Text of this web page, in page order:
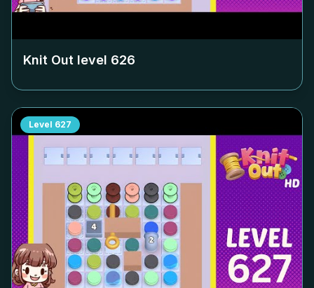
Knit Out level 626
Level 627